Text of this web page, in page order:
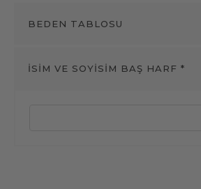
BEDEN TABLOSU
İSİM VE SOYİSİM BAŞ HARF *